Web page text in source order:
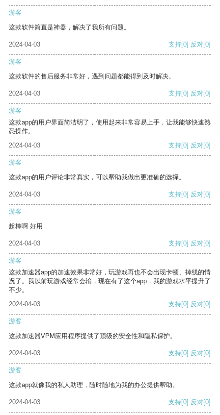
游客
这款软件简直是神器，解决了我所有问题。
2024-04-03 支持[0] 反对[0]
游客
这款软件的售后服务非常好，遇到问题都能得到及时解决。
2024-04-03 支持[0] 反对[0]
游客
这款app的用户界面简洁明了，使用起来非常容易上手，让我能够快速熟
悉操作。
2024-04-03
支持[0] 反对[0]
游客
这款app的用户评论非常真实，可以帮助我做出更准确的选择。
2024-04-03 支持[0] 反对[0]
游客
超棒啊 好用
2024-04-03 支持[0] 反对[0]
游客
这款加速器app的加速效果非常好，玩游戏再也不会出现卡顿、掉线的情
况了。我以前玩游戏经常会输，现在有了这个app，我的游戏水平提升了
不少。
2024-04-03
支持[0] 反对[0]
游客
这款加速器VPM应用程序提供了顶级的安全性和隐私保护。
2024-04-03 支持[0] 反对[0]
游客
这款app就像我的私人助理，随时随地为我的办公提供帮助。
2024-04-03 支持[0] 反对[0]